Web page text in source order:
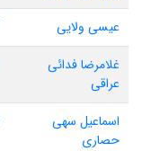
عیسی ولایی
غلامرضا فدائی
عراقی
اسماعیل سهی
حصاری